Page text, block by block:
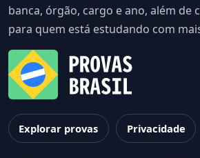
banca, órgão, cargo e ano, além de
para quem está estudando com
Explorar provas Privacidade